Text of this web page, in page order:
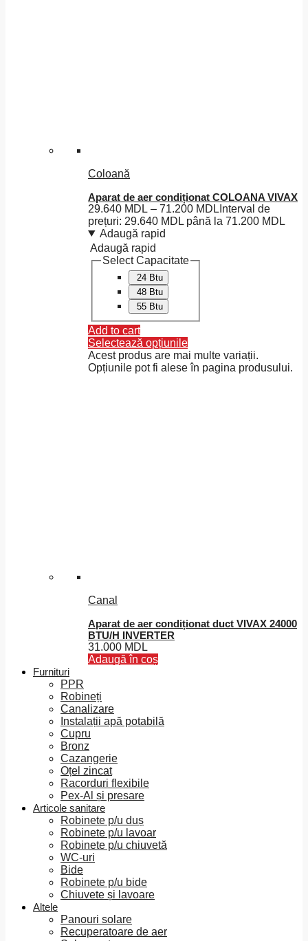
Coloană
Aparat de aer condiționat COLOANA VIVAX
29.640 MDL – 71.200 MDL Interval de
prețuri: 29.640 MDL până la 71.200 MDL
Adaugă rapid
Adaugă rapid
Select Capacitate
24 Btu
48 Btu
55 Btu
Add to cart
Selectează opțiunile
Acest produs are mai multe variații.
Opțiunile pot fi alese în pagina produsului.
Canal
Aparat de aer condiționat duct VIVAX 24000
BTU/H INVERTER
31.000 MDL
Adaugă în coș
Furnituri
PPR
Robineți
Canalizare
Instalații apă potabilă
Cupru
Bronz
Cazangerie
Oțel zincat
Racorduri flexibile
Pex-Al și presare
Articole sanitare
Robinete p/u duș
Robinete p/u lavoar
Robinete p/u chiuvetă
WC-uri
Bide
Robinete p/u bide
Chiuvete și lavoare
Altele
Panouri solare
Recuperatoare de aer